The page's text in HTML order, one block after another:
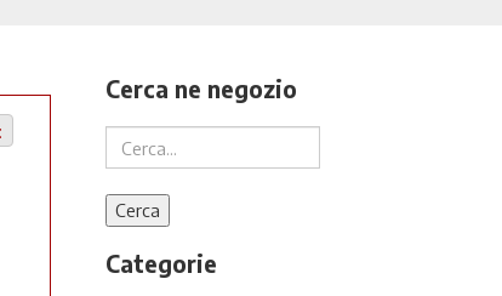
Cerca ne negozio
Categorie